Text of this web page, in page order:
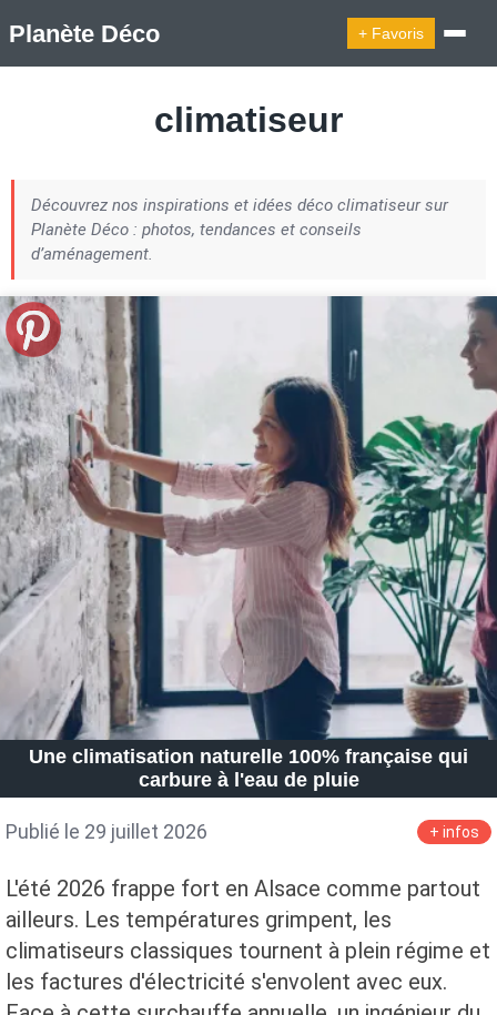
Planète Déco + Favoris
Appartement Design
Design Suédois En Quelques Photos
Maison En Ville
Tendance
Interieurs Scandinaves
La Décoration Selon Votre Signe Astrologique
Les Trouvailles Déco Du Jour
Loft
Maison Appartement Écologique
Maison Container/container House
Maison D'hôtes
Maison Et Appartement Vintage
On Décode La Déco
Petite Surface
Piscine Question De Style
Renovation
Revue De Week End
Tiny House
climatiseur
Découvrez nos inspirations et idées déco climatiseur sur
Planète Déco : photos, tendances et conseils
d’aménagement.
Une climatisation naturelle 100% française qui
carbure à l'eau de pluie
Publié le 29 juillet 2026 + infos
L'été 2026 frappe fort en Alsace comme partout
ailleurs. Les températures grimpent, les
climatiseurs classiques tournent à plein régime et
les factures d'électricité s'envolent avec eux.